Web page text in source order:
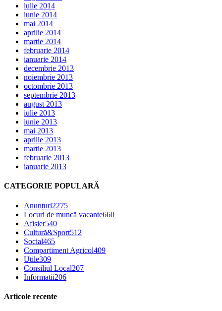
iulie 2014
iunie 2014
mai 2014
aprilie 2014
martie 2014
februarie 2014
ianuarie 2014
decembrie 2013
noiembrie 2013
octombrie 2013
septembrie 2013
august 2013
iulie 2013
iunie 2013
mai 2013
aprilie 2013
martie 2013
februarie 2013
ianuarie 2013
CATEGORIE POPULARĂ
Anunțuri2275
Locuri de muncă vacante660
Afișier540
Cultură&Sport512
Social465
Compartiment Agricol409
Utile309
Consiliul Local207
Informatii206
Articole recente